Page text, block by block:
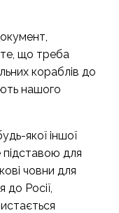
те, що треба
кораблів до
нашого
якої іншої
для
човни для
Росії,